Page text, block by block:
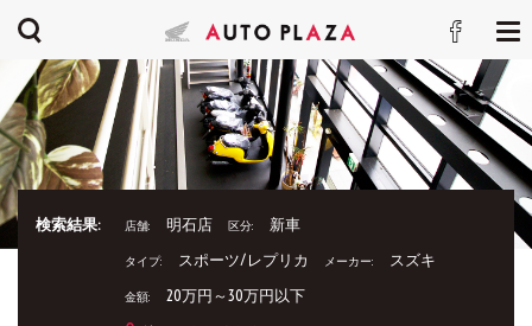
検索結果: 店舗: 明石店 区分: 新車
タイプ: スポーツ/レプリカ メーカー: スズキ
金額: 20万円～30万円以下